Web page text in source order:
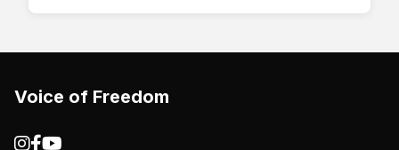
Voice of Freedom